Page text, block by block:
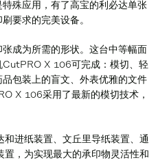
殊应用，有了高宝的利必达单张
要求的完美设备。
成为所需的形状。这台中等幅面
CutPRO X 106可完成：模切、轻
包装上的盲文、外表优雅的文件
X 106采用了最新的模切技术，
进纸装置、文丘里导纸装置、通
，为实现最大的承印物灵活性和